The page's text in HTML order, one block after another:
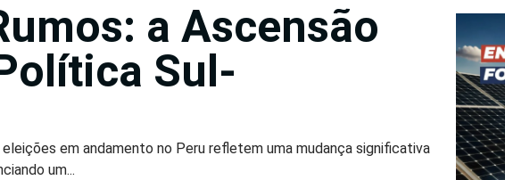
a Ascensão
Sul-
em andamento no Peru refletem uma mudança significativa
um...